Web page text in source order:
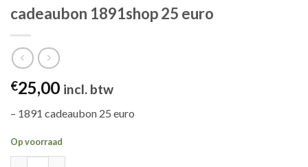
cadeaubon 1891shop 25 euro
€25,00 incl. btw
– 1891 cadeaubon 25 euro
Op voorraad